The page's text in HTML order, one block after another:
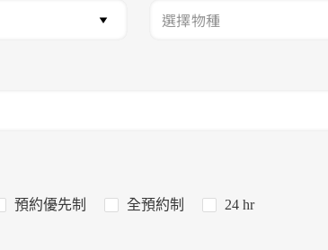
預約優先制 全預約制 24 hr